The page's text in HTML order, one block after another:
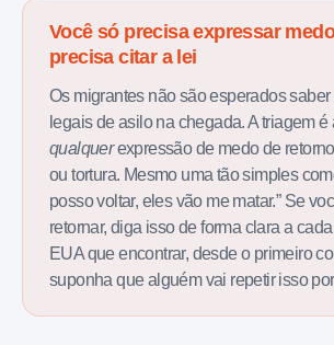
Você só precisa expressar
precisa citar a lei
Os migrantes não são esperados
legais de asilo na chegada. A triagem
qualquerexpressão de medo de
ou tortura. Mesmo uma tão simples
posso voltar, eles vão me matar.” Se
retornar, diga isso de forma clara a
EUA que encontrar, desde o primeiro
suponha que alguém vai repetir isso